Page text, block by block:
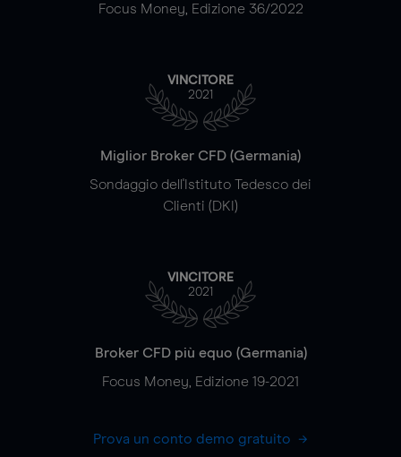
Focus Money, Edizione 36/2022
VINCITORE
2021
Miglior Broker CFD (Germania)
Sondaggio dell'Istituto Tedesco dei
Clienti (DKI)
VINCITORE
2021
Broker CFD più equo (Germania)
Focus Money, Edizione 19-2021
Prova un conto demo gratuito